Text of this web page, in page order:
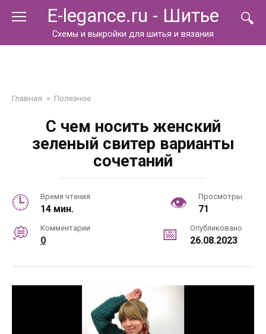
E-legance.ru - Шитье
Схемы и выкройки для шитья и вязания
Главная » Полезное
С чем носить женский
зеленый свитер варианты
сочетаний
Время чтения
14 мин.
Просмотры
71
Комментарии
0
Опубликовано
26.08.2023